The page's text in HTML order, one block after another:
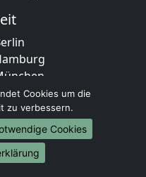
am Main
Cookies um die
zu verbessern.
Cookies